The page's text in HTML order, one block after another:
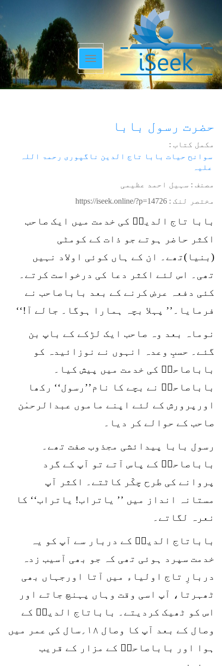
Toggle
navigation
حضرت رسول بابا
مکمل کتاب :
سوانح حیات بابا تاج الدین ناگپوری رحمۃ اللہ
علیہ
مصنف : سہیل احمد عظیمی
مختصر لنک : https://iseek.online/?p=14726
بابا تاج الدینؒ کی خدمت میں ایک صاحب
اکثر حاضر ہوتے جو ذات کے کومٹی
(بنیا)تھے۔ ان کے ہاں کوئی اولاد نہیں
تھی۔ اس لئے اکثر دعا کی درخواست کرتے۔
کئی دفعہ عرض کرنے کے بعد باباصاحب نے
فرمایا۔’’ پہلا بچہ ہمارا ہوگا۔ جالے آ!‘‘
نوماہ بعد وہ صاحب ایک لڑکے کے باپ بن
گئے۔ حسبِ وعدہ انہوں نے نوزائیدہ کو
باباصاحبؒ کی خدمت میں پیش کیا۔
باباصاحبؒ نے بچے کا نام’’رسول‘‘ رکھا
اورپرورش کے لئے اپنے ماموں عبدالرحمٰن
صاحب کے حوالے کر دیا۔
رسول بابا پیدائشی مجذوب صفت تھے۔
باباصاحبؒ کے پاس آتے تو آپ کے گرد
پروانے کی طرح چکّر کاٹتے۔ اکثر آپ
مستانہ انداز میں ’’ یاتراب! یاتراب‘‘ کا
نعرہ لگاتے۔
باباتاج الدینؒ کے دربار سے آپ کو یہ
خدمت سپرد ہوئی تھی کہ جو بھی آسیب زدہ
دربارِ تاج اولیاء میں آتا اورجہاں بھی
ٹھہرتا، آپ اسی وقت وہاں پہنچ جاتے اور
اس کو ٹھیک کردیتے۔ باباتاج الدینؒ کے
وصال کے بعد آپ کا وصال ۱۸؍سال کی عمر میں
ہوا اور باباصاحبؒ کے مزار کے قریب